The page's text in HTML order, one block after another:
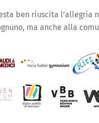
ben riuscita
ma anche alla